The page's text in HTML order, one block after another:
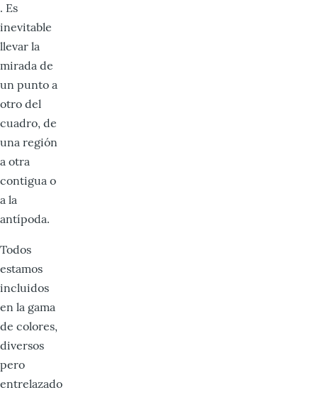
. Es
inevitable
llevar la
mirada de
un punto a
otro del
cuadro, de
una región
a otra
contigua o
a la
antípoda.
Todos
estamos
incluidos
en la gama
de colores,
diversos
pero
entrelazado